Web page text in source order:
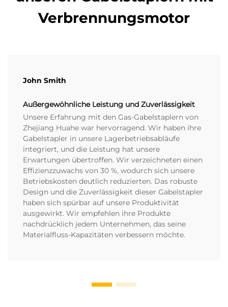
Verbrennungsmotor
John Smith
Außergewöhnliche Leistung und Zuverlässigkeit
Unsere Erfahrung mit den Gas-Gabelstaplern von
Zhejiang Huahe war hervorragend. Wir haben ihre
Gabelstapler in unsere Lagerbetriebsabläufe
integriert, und die Leistung hat unsere
Erwartungen übertroffen. Wir verzeichneten einen
Effizienzzuwachs von 30 %, wodurch sich unsere
Betriebskosten deutlich reduzierten. Das robuste
Design und die Zuverlässigkeit dieser Gabelstapler
haben sich spürbar auf unsere Produktivität
ausgewirkt. Wir empfehlen ihre Produkte
nachdrücklich jedem Unternehmen, das seine
Materialfluss-Kapazitäten verbessern möchte.